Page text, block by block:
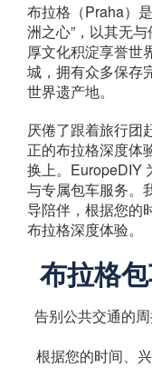
布拉格（Praha）
洲之心”，以其无
厚文化积淀享誉世
城，拥有众多保存
世界遗产地。
厌倦了跟着旅行团
正的布拉格深度体
换上。EuropeDIY
与专属包车服务。
导陪伴，根据您的
布拉格深度体验。
布拉格
告别公共交通的
根据您的时间、